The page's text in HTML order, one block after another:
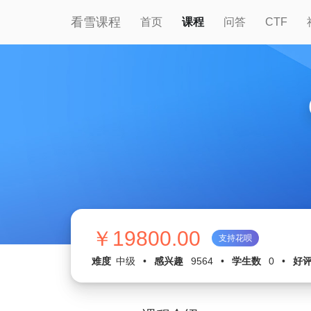
看雪课程 首页 课程 问答 CTF
￥19800.00 支持花呗
难度 中级 • 感兴趣 9564 • 学生数 0 • 好